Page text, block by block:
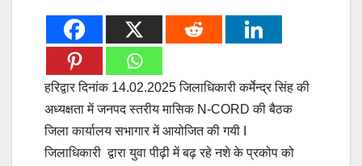
हरिद्वार दिनांक 14.02.2025 जिलाधिकारी कर्मेन्द्र सिंह की
अध्यक्षता में जनपद स्तरीय मासिक N-CORD की बैठक
जिला कार्यालय सभागार में आयोजित की गयी I
जिलाधिकारी द्वारा युवा पीढ़ी में बढ़ रहे नशे के प्रकोप को